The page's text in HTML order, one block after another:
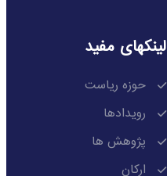
لینکهای مفید
حوزه ریاست
رویدادها
پژوهش ها
ارکان